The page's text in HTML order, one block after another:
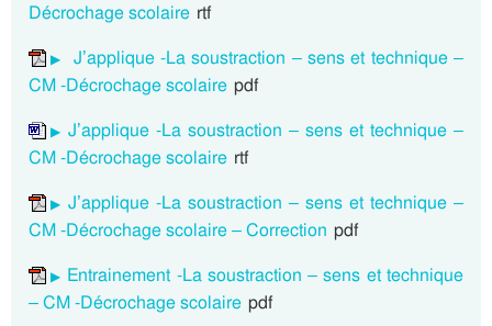
Décrochage scolaire rtf
J’applique -La soustraction – sens et technique –
CM -Décrochage scolaire pdf
J’applique -La soustraction – sens et technique –
CM -Décrochage scolaire rtf
J’applique -La soustraction – sens et technique –
CM -Décrochage scolaire – Correction pdf
Entrainement -La soustraction – sens et technique
– CM -Décrochage scolaire pdf